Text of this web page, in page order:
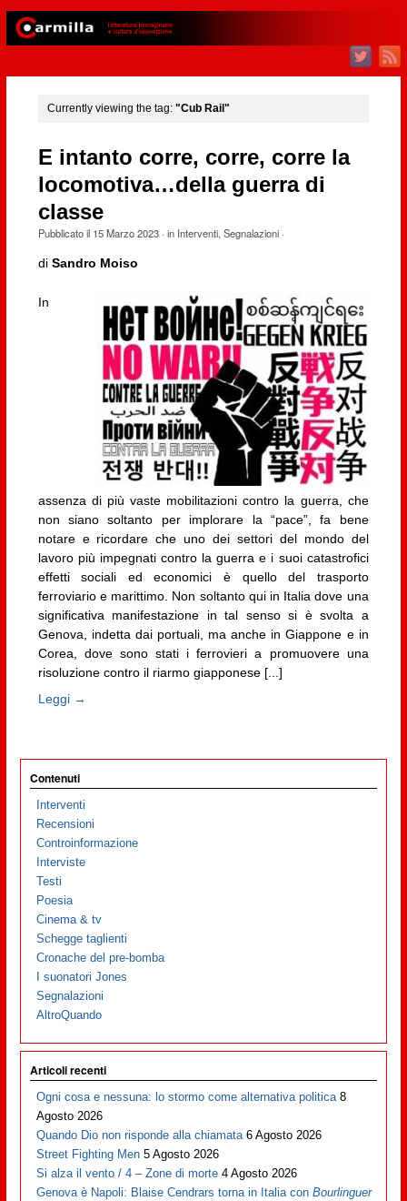
Currently viewing the tag: "Cub Rail"
E intanto corre, corre, corre la
locomotiva…della guerra di
classe
Pubblicato il 15 Marzo 2023· in Interventi, Segnalazioni·
di Sandro Moiso
In
assenza di più vaste mobilitazioni contro la guerra, che
non siano soltanto per implorare la “pace”, fa bene
notare e ricordare che uno dei settori del mondo del
lavoro più impegnati contro la guerra e i suoi catastrofici
effetti sociali ed economici è quello del trasporto
ferroviario e marittimo. Non soltanto qui in Italia dove una
significativa manifestazione in tal senso si è svolta a
Genova, indetta dai portuali, ma anche in Giappone e in
Corea, dove sono stati i ferrovieri a promuovere una
risoluzione contro il riarmo giapponese [...]
Leggi →
Contenuti
Interventi
Recensioni
Controinformazione
Interviste
Testi
Poesia
Cinema & tv
Schegge taglienti
Cronache del pre-bomba
I suonatori Jones
Segnalazioni
AltroQuando
Articoli recenti
Ogni cosa e nessuna: lo stormo come alternativa politica 8
Agosto 2026
Quando Dio non risponde alla chiamata 6 Agosto 2026
Street Fighting Men 5 Agosto 2026
Si alza il vento / 4 – Zone di morte 4 Agosto 2026
Genova è Napoli: Blaise Cendrars torna in Italia conBourlinguer